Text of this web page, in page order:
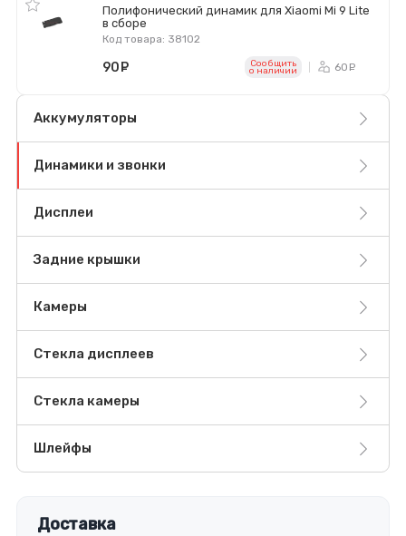
Полифонический динамик для Xiaomi Mi 9 Lite
в сборе
Код товара: 38102
90 Сообщить
o наличии 60
Аккумуляторы
Динамики и звонки
Дисплеи
Задние крышки
Камеры
Стекла дисплеев
Стекла камеры
Шлейфы
Доставка